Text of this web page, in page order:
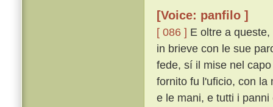
[Voice: panfilo ]
[ 086 ] E oltre a
in brieve con le sue
fede, sí il mise nel
fornito fu l'uficio, con la
e le mani, e tutti i